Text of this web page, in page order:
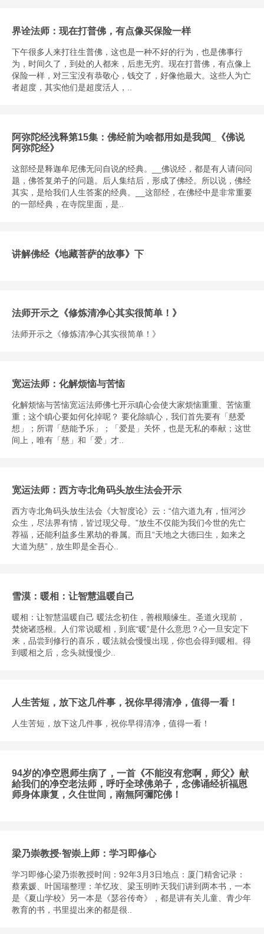
界诠法师：现在打普佛，有点像买保险一样
下午很多人来打往生普佛，这也是一种不好的行为，也是佛事行
为，时间久了，到处的人都来，后患无穷。现在打普佛，有点像上
保险一样，对三宝没有恭敬心，钱交了，好像他最大。这些人为亡
者超度，其实他们是超度活人，..
阿弥陀经浅释第15集：佛经前为啥都用如是我闻_《佛说
阿弥陀经》
这部经是释迦牟尼佛无问自说的经典。__佛说经，都是有人请问问
题，佛答复弟子的问题。后人集结后，形成了佛经。所以说，佛经
其实，是给我们人生答案的经典。__这部经，在佛经中是非常重要
的一部经典，在寺院里面，是..
讲解佛经《地藏菩萨的故事》下
法师开示之《修炼清净心其实很简单！》
法师开示之《修炼清净心其实很简单！》
宽运法师：化解烦恼与苦恼
化解烦恼与苦恼宽运法师佛七开示瞋心会使大家烦恼重重、苦恼重
重；这个瞋心要如何化掉呢？ 要化除瞋心，我们首先要有「慈爱
想」；所谓「慈能予乐」；「爱是」关怀，也是无私的奉献；这世
间上，唯有「慈」和「爱」才..
宽运法师：西方寺北角码头放生法会开示
西方寺北角码头放生法会《大智度论》云：“信六道九有，恒河沙
众生，尽法界有情，皆过现父母。”放生不仅能为我们今世的先亡
荐福，还能利益多生累劫的眷属。而且“天地之大德曰生，如来之
大道为慈”，放生即是全吾心..
雪漠：暖相：让智慧温暖自己
暖相：让智慧温暖自己 暖法念初住，善根顺缘生。圣道火现前，
焚烧诸惑根。人们常说暖相，到底“暖”是什么意思？心一旦安定下
来，品尝到修行的喜乐，暖法就会慢慢出现，你也会得到暖相。得
到暖相之后，念头就慢慢少..
人生苦短，放下这几件事，祝你早得清净，值得一看！
人生苦短，放下这几件事，祝你早得清净，值得一看！
94岁的净空恩师生病了，一首《不能沒有您啊，师父》献
給我们的净空老法师，呼吁全球佛弟子，念佛诵经祈福恩
师身体康复，久住世间，南無阿彌陀佛！
梁乃崇教授·智崇上师：学习即修心
学习即修心梁乃崇教授时间：92年3月3日地点：厦门精舍记录：
蔡素媛、叶国瑞整理：羊忆玫、梁玉明昨天我们讲到两本书，一本
是《夏山学校》另一本是《瑟谷传奇》，都是讲有关儿童、青少年
教育的书，书里提出来的都是很..